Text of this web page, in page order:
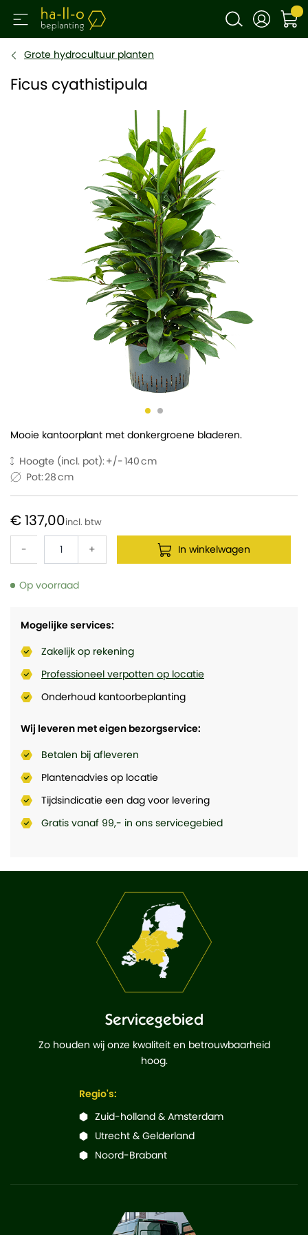
Grote hydrocultuur planten
Ficus cyathistipula
Hoogte (incl. pot):
140
Pot:28
Mogelijke services:
Zakelijk op rekening
Professioneel verpotten op locatie
Onderhoud kantoorbeplanting
Wij leveren met eigen bezorgservice:
Betalen bij afleveren
Plantenadvies op locatie
Tijdsindicatie een dag voor levering
Gratis vanaf 99,- in ons servicegebied
Mooie kantoorplant met donkergroene bladeren.
€ 137,00
- + In winkelwagen
Op voorraad
Servicegebied
Zo houden wij onze kwaliteit en betrouwbaarheid
hoog.
Regio's:
Zuid-holland & Amsterdam
Utrecht & Gelderland
Noord-Brabant